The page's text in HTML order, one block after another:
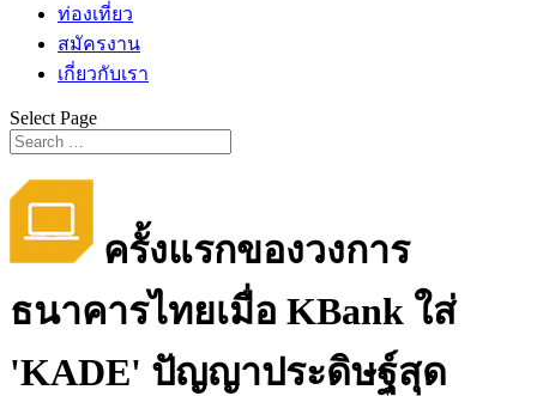
ท่องเที่ยว
สมัครงาน
เกี่ยวกับเรา
Select Page
ครั้งแรกของวงการ
ธนาคารไทยเมื่อ KBank ใส่
'KADE' ปัญญาประดิษฐ์สุด